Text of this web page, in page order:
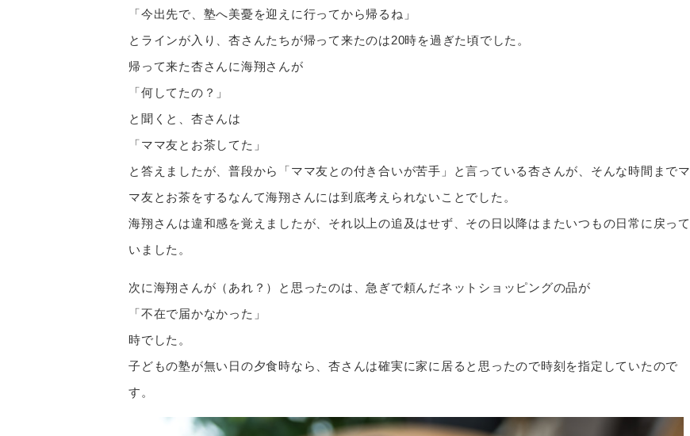
「今出先で、塾へ美憂を迎えに行ってから帰るね」
とラインが入り、杏さんたちが帰って来たのは20時を過ぎた頃でした。
帰って来た杏さんに海翔さんが
「何してたの？」
と聞くと、杏さんは
「ママ友とお茶してた」
と答えましたが、普段から「ママ友との付き合いが苦手」と言っている杏さんが、そんな時間までマ
マ友とお茶をするなんて海翔さんには到底考えられないことでした。
海翔さんは違和感を覚えましたが、それ以上の追及はせず、その日以降はまたいつもの日常に戻って
いました。
次に海翔さんが（あれ？）と思ったのは、急ぎで頼んだネットショッピングの品が
「不在で届かなかった」
時でした。
子どもの塾が無い日の夕食時なら、杏さんは確実に家に居ると思ったので時刻を指定していたので
す。